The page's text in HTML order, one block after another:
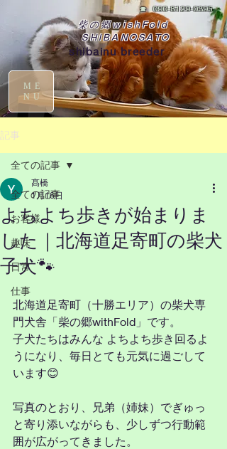
☎090-8129-0395
柴の郷wishFold
SHIBANOSATO
shibainu breeder
ME
NU
記事
全ての記事
お客様
趣味
日常
仕事
全ての記事
よちよち歩きが始まりま
した｜北海道足寄町の柴犬
子犬🐾
髙橋
1月16日
北海道足寄町（十勝エリア）の柴犬専
門犬舎「柴の郷withFold」です。
子犬たちはみんな よちよち歩き回るよ
うになり、毎日とても元気に過ごして
います😊
写真のとおり、兄弟（姉妹）でぎゅっ
と寄り添いながらも、少しずつ行動範
囲が広がってきました。